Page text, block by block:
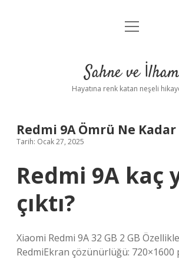
Anasayfa
Yasal Uyarı
menüyü
Sahne ve İlham
Hayatına renk katan neşeli
Redmi 9A Ömrü Ne Kadar
Tarih: Ocak 27, 2025
Redmi 9A kaç
çıktı?
Xiaomi Redmi 9A 32 GB 2 GB
RedmiEkran çözünürlüğü: 720×1600